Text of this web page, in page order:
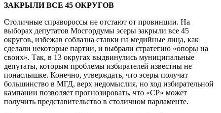
ЗАКРЫЛИ ВСЕ 45 ОКРУГОВ
Столичные справороссы не отстают от провинции. На
выборах депутатов Мосгордумы эсеры закрыли все 45
округов, избежав соблазна ставки на медийные лица, как
сделали некоторые партии, и выбрали стратегию «опоры на
своих». Так, в 13 округах выдвинулись муниципальные
депутаты, которым проблемы избирателей известны не
понаслышке. Конечно, утверждать, что эсеры получат
большинство в МГД, верх недомыслия, но ход избирательной
кампании позволяет прогнозировать, что «СР» может
получить представительство в столичном парламенте.